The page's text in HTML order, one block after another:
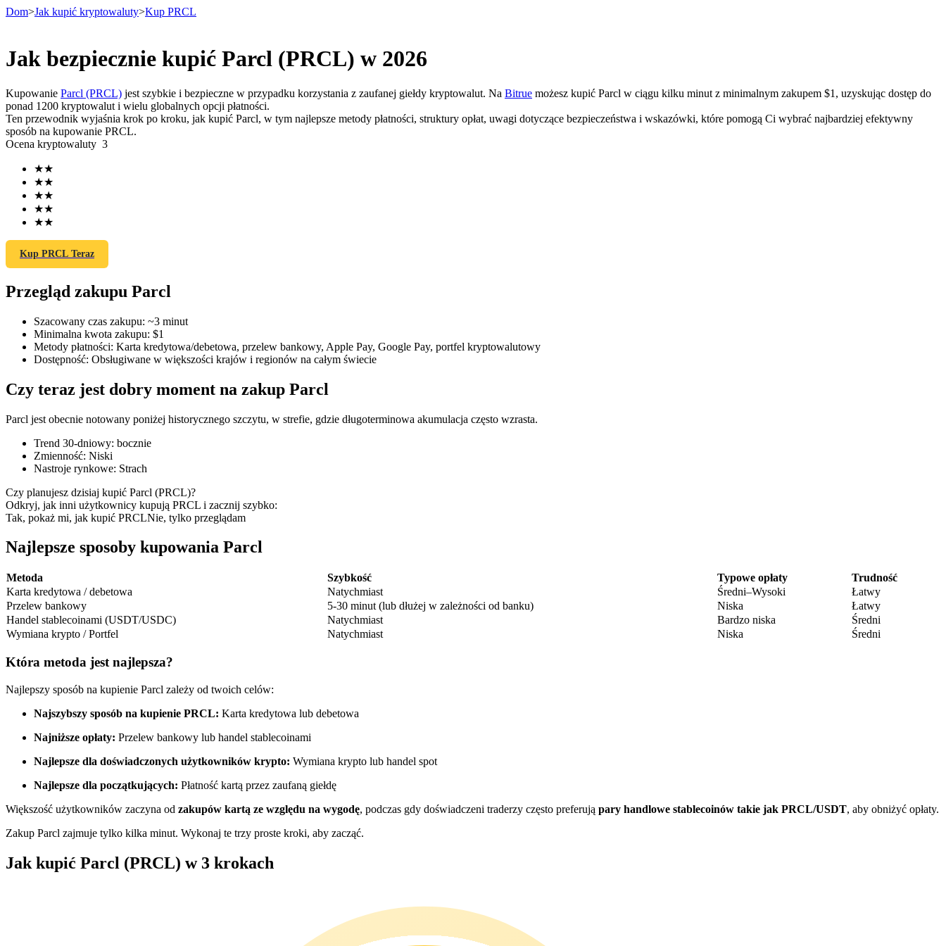
Kontrakty terminowe
Kontrakty terminowe na USDT
TradFi
Instrumenty pochodne na akcje, forex, metale szlachetne i towary
Kontrakty terminowe na USDC
Kopiowanie Transakcji
Dołącz do najlepszych traderów
Dom>Jak kupić kryptowaluty>Kup PRCL
Jak bezpiecznie kupić Parcl (PRCL) w 2026
Kupowanie Parcl (PRCL) jest szybkie i bezpieczne w przypadku korzystania z zaufanej giełdy kryptowalut. Na Bitrue możesz kupić Parcl w ciągu kilku minut z minimalnym zakupem $1, uzyskując dostęp do
ponad 1200 kryptowalut i wielu globalnych opcji płatności.
Ten przewodnik wyjaśnia krok po kroku, jak kupić Parcl, w tym najlepsze metody płatności, struktury opłat, uwagi dotyczące bezpieczeństwa i wskazówki, które pomogą Ci wybrać najbardziej efektywny
sposób na kupowanie PRCL.
Ocena kryptowaluty 3
★★
★★
★★
★★
★★
Kup PRCL Teraz
Przegląd zakupu Parcl
Szacowany czas zakupu: ~3 minut
Minimalna kwota zakupu: $1
Metody płatności: Karta kredytowa/debetowa, przelew bankowy, Apple Pay, Google Pay, portfel kryptowalutowy
Dostępność: Obsługiwane w większości krajów i regionów na całym świecie
Czy teraz jest dobry moment na zakup Parcl
Parcl jest obecnie notowany poniżej historycznego szczytu, w strefie, gdzie długoterminowa akumulacja często wzrasta.
Trend 30-dniowy: bocznie
Zmienność: Niski
Nastroje rynkowe: Strach
Czy planujesz dzisiaj kupić Parcl (PRCL)?
Odkryj, jak inni użytkownicy kupują PRCL i zacznij szybko:
Tak, pokaż mi, jak kupić PRCLNie, tylko przeglądam
Najlepsze sposoby kupowania Parcl
Metoda Szybkość Typowe opłaty
Trudność
Karta kredytowa / debetowa
Natychmiast Średni–Wysoki
Łatwy
Przelew bankowy
5-30 minut (lub dłużej w zależności od banku) Niska
Łatwy
Handel stablecoinami (USDT/USDC)
Natychmiast Bardzo niska
Średni
Wymiana krypto / Portfel
Natychmiast Niska Średni
Która metoda jest najlepsza?
Najlepszy sposób na kupienie Parcl zależy od twoich celów:
Najszybszy sposób na kupienie PRCL: Karta kredytowa lub debetowa
Najniższe opłaty: Przelew bankowy lub handel stablecoinami
Najlepsze dla doświadczonych użytkowników krypto: Wymiana krypto lub handel spot
Najlepsze dla początkujących: Płatność kartą przez zaufaną giełdę
Większość użytkowników zaczyna od zakupów kartą ze względu na wygodę, podczas gdy doświadczeni traderzy często preferują pary handlowe stablecoinów takie jak PRCL/USDT, aby obniżyć opłaty.
Zakup Parcl zajmuje tylko kilka minut. Wykonaj te trzy proste kroki, aby zacząć.
Jak kupić Parcl (PRCL) w 3 krokach